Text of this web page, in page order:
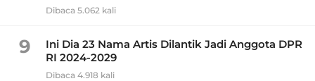
Dibaca 5.062 kali
9
Ini Dia 23 Nama Artis Dilantik Jadi Anggota DPR
RI 2024-2029
Dibaca 4.918 kali